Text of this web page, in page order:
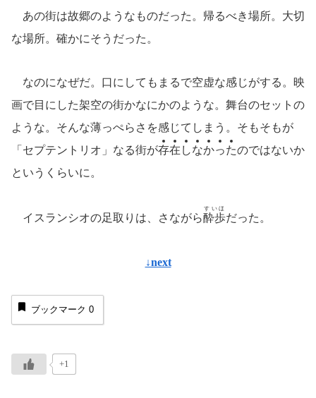
あの街は故郷のようなものだった。帰るべき場所。大切
な場所。確かにそうだった。
なのになぜだ。口にしてもまるで空虚な感じがする。映
画で目にした架空の街かなにかのような。舞台のセットの
ような。そんな薄っぺらさを感じてしまう。そもそもが
「セプテントリオ」なる街が存在 しなかったのではないか
というくらいに。
イスランシオの足取りは、さながら酔歩
すいほ
だった。
↓next
ブックマーク 0
+1